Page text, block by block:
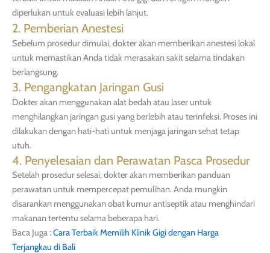
diperlukan untuk evaluasi lebih lanjut.
2. Pemberian Anestesi
Sebelum prosedur dimulai, dokter akan memberikan anestesi lokal
untuk memastikan Anda tidak merasakan sakit selama tindakan
berlangsung.
3. Pengangkatan Jaringan Gusi
Dokter akan menggunakan alat bedah atau laser untuk
menghilangkan jaringan gusi yang berlebih atau terinfeksi. Proses ini
dilakukan dengan hati-hati untuk menjaga jaringan sehat tetap
utuh.
4. Penyelesaian dan Perawatan Pasca Prosedur
Setelah prosedur selesai, dokter akan memberikan panduan
perawatan untuk mempercepat pemulihan. Anda mungkin
disarankan menggunakan obat kumur antiseptik atau menghindari
makanan tertentu selama beberapa hari.
Baca Juga :Cara Terbaik Memilih Klinik Gigi dengan Harga
Terjangkau di Bali